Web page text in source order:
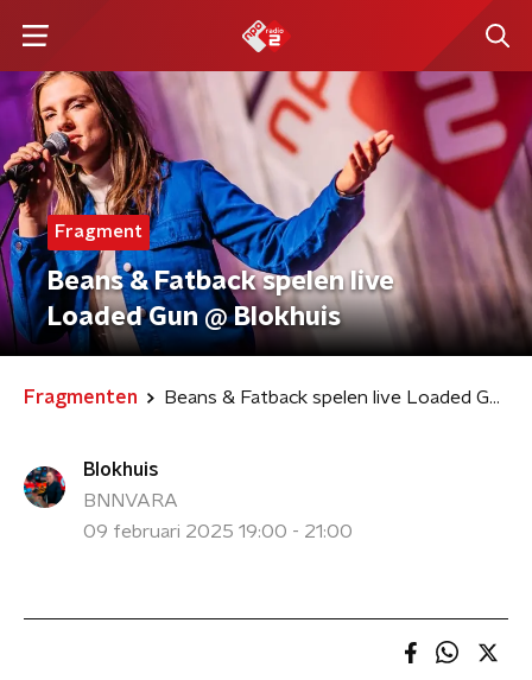
Fragment
Beans & Fatback spelen live
Loaded Gun @ Blokhuis
Fragmenten Beans & Fatback spelen live Loaded Gun @ Blokhuis
Blokhuis
BNNVARA
09 februari 2025 19:00 - 21:00